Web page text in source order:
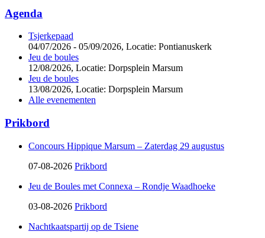
Agenda
Tsjerkepaad
04/07/2026 - 05/09/2026, Locatie: Pontianuskerk
Jeu de boules
12/08/2026, Locatie: Dorpsplein Marsum
Jeu de boules
13/08/2026, Locatie: Dorpsplein Marsum
Alle evenementen
Prikbord
Concours Hippique Marsum – Zaterdag 29 augustus
07-08-2026 Prikbord
Jeu de Boules met Connexa – Rondje Waadhoeke
03-08-2026 Prikbord
Nachtkaatspartij op de Tsiene